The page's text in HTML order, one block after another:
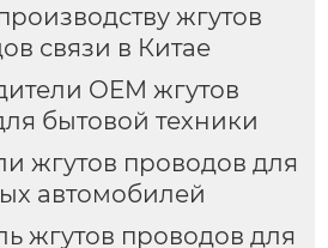
жгутов
связи в Китае
OEM жгутов
бытовой техники
жгутов проводов для
автомобилей
жгутов проводов для